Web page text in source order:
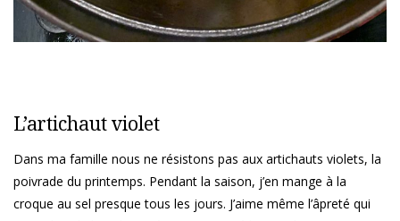
L’artichaut violet
Dans ma famille nous ne résistons pas aux artichauts violets, la
poivrade du printemps. Pendant la saison, j’en mange à la
croque au sel presque tous les jours. J’aime même l’âpreté qui